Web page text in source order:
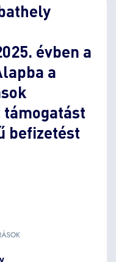
évben a
a
befizetést